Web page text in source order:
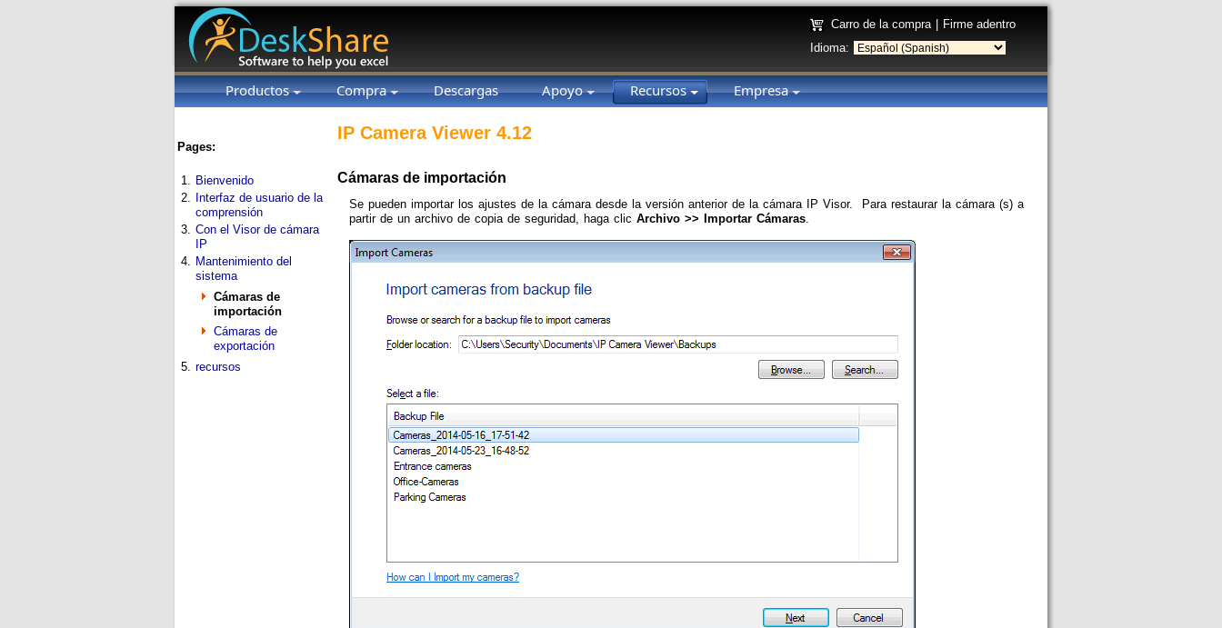
Carro de la compra
Firme adentro
Idioma:
Productos Compra Descargas Apoyo Recursos Empresa
Pages:
1. Bienvenido
2.
Interfaz de usuario de la
comprensión
3. Con el Visor de cámara
IP
4. Mantenimiento del
sistema
Cámaras de
importación
Cámaras de
exportación
5. recursos
IP Camera Viewer 4.12
Cámaras de importación
Se pueden importar los ajustes de la cámara desde la versión anterior de la cámara IP Visor. Para restaurar la cámara (s) a
partir de un archivo de copia de seguridad, haga clic Archivo >> Importar Cámaras.